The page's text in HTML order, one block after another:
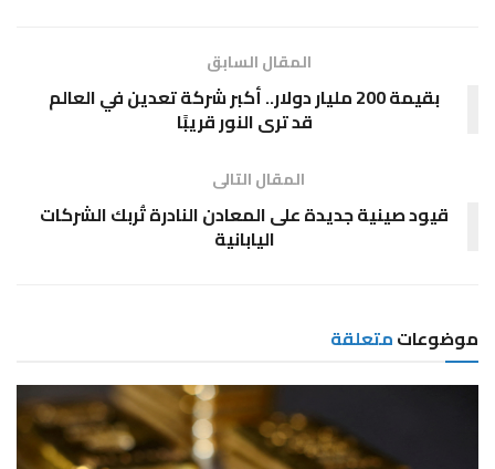
المقال السابق
بقيمة 200 مليار دولار.. أكبر شركة تعدين في العالم
قد ترى النور قريبًا
المقال التالى
قيود صينية جديدة على المعادن النادرة تُربك الشركات
اليابانية
موضوعاتمتعلقة